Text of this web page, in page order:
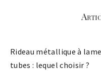
Rideau métallique à
tubes : lequel choisir ?